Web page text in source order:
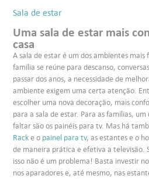
Sala de estar
Uma sala de estar mais
casa
A sala de estar é um dos ambientes
família se reúne para descanso,
passar dos anos, a necessidade de
ambiente exigem uma certa atenção.
escolher uma nova decoração, mais
para a sala de estar. Para as famílias,
faltar são os painéis para tv. Mas há
Racke o painel para tv, as estantes e o
de maneira prática e efetiva a televisão.
isso não é um problema! Basta investir
nos aparadores e, até mesmo, nas